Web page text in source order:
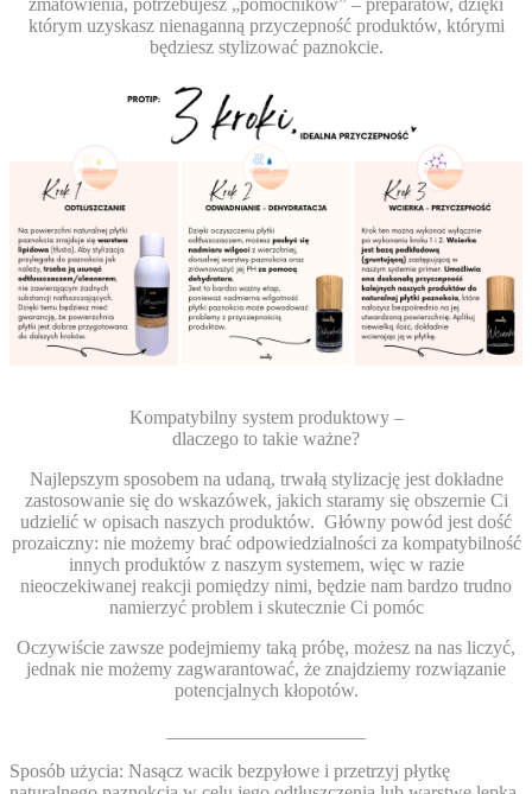
zmatowienia, potrzebujesz „pomocników” – preparatów, dzięki
którym uzyskasz nienaganną przyczepność produktów, którymi
będziesz stylizować paznokcie.
Kompatybilny system produktowy –
dlaczego to takie ważne?
Najlepszym sposobem na udaną, trwałą stylizację jest dokładne
zastosowanie się do wskazówek, jakich staramy się obszernie Ci
udzielić w opisach naszych produktów. Główny powód jest dość
prozaiczny: nie możemy brać odpowiedzialności za kompatybilność
innych produktów z naszym systemem, więc w razie
nieoczekiwanej reakcji pomiędzy nimi, będzie nam bardzo trudno
namierzyć problem i skutecznie Ci pomóc
Oczywiście zawsze podejmiemy taką próbę, możesz na nas liczyć,
jednak nie możemy zagwarantować, że znajdziemy rozwiązanie
potencjalnych kłopotów.
Sposób użycia: Nasącz wacik bezpyłowe i przetrzyj płytkę